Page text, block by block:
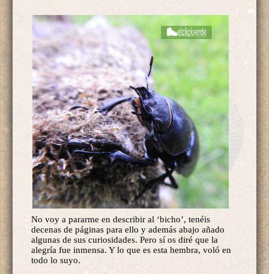
No voy a pararme en describir al ‘bicho’, tenéis
decenas de páginas para ello y además abajo añado
algunas de sus curiosidades. Pero sí os diré que la
alegría fue inmensa. Y lo que es esta hembra, voló en
todo lo suyo.